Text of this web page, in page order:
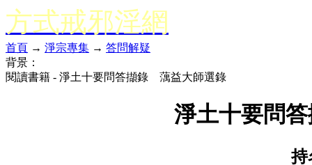
方式戒邪淫網
首頁 → 淨宗專集 → 答問解疑
背景：
閱讀書籍 - 淨土十要問答擷錄 蕅益大師選錄
淨土十要問
持